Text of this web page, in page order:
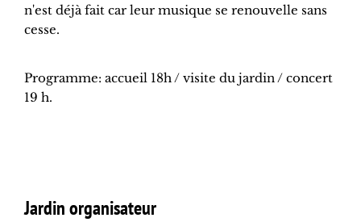
n'est déjà fait car leur musique se renouvelle sans
cesse.
Programme: accueil 18h / visite du jardin / concert
19 h.
Jardin organisateur